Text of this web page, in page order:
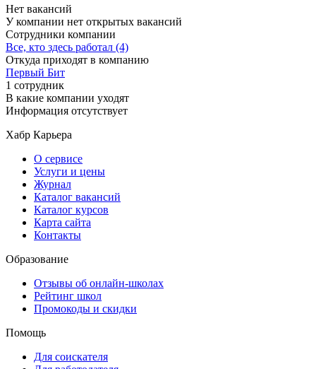
Нет вакансий
У компании нет открытых вакансий
Сотрудники компании
Все, кто здесь работал (4)
Откуда приходят в компанию
Первый Бит
1 сотрудник
В какие компании уходят
Информация отсутствует
Хабр Карьера
О сервисе
Услуги и цены
Журнал
Каталог вакансий
Каталог курсов
Карта сайта
Контакты
Образование
Отзывы об онлайн-школах
Рейтинг школ
Промокоды и скидки
Помощь
Для соискателя